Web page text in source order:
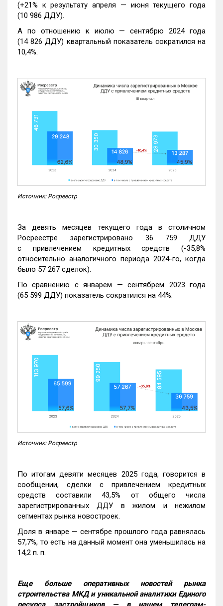
(+21% к результату апреля — июня текущего года
(10 986 ДДУ).
А по отношению к июлю — сентябрю 2024 года
(14 826 ДДУ) квартальный показатель сократился на
10,4%.
Источник: Росреестр
За девять месяцев текущего года в столичном
Росреестре зарегистрировано 36 759 ДДУ
с привлечением кредитных средств (-35,8%
относительно аналогичного периода 2024-го, когда
было 57 267 сделок).
По сравнению с январем — сентябрем 2023 года
(65 599 ДДУ) показатель сократился на 44%.
Источник: Росреестр
По итогам девяти месяцев 2025 года, говорится в
сообщении, сделки с привлечением кредитных
средств составили 43,5% от общего числа
зарегистрированных ДДУ в жилом и нежилом
сегментах рынка новостроек.
Доля в январе — сентябре прошлого года равнялась
57,7%, то есть на данный момент она уменьшилась на
14,2 п. п.
Еще больше оперативных новостей рынка
строительства МКД и уникальной аналитики Единого